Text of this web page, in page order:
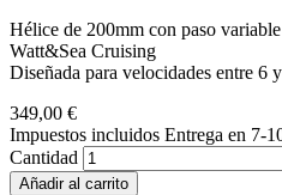
Hélice de 200mm con paso
Watt&Sea Cruising
Diseñada para velocidades entre 6
349,00 €
Impuestos incluidos Entrega en 7-
Cantidad
Añadir al carrito